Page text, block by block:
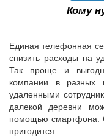
Кому
Единая телефонная
снизить расходы на
Так проще и
компании в разных
удаленными
далекой деревни
помощью смартфона.
пригодится: